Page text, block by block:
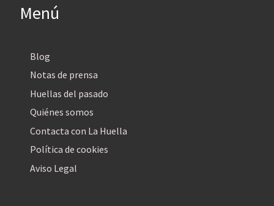
Menú
Blog
Notas de prensa
Huellas del pasado
Quiénes somos
Contacta con La Huella
Política de cookies
Aviso Legal